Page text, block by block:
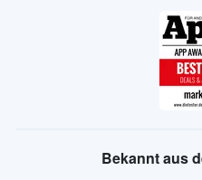
Bekannt aus